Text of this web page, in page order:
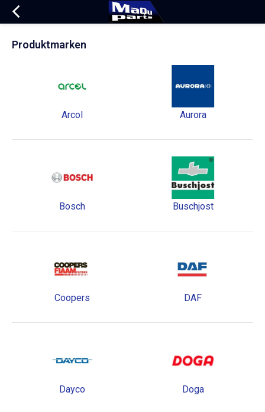
Produktmarken
Arcol Aurora
Bosch Buschjost
Coopers DAF
Dayco Doga